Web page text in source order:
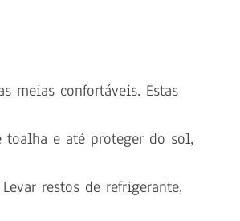
meias confortáveis. Estas
toalha e até proteger do sol,
restos de refrigerante,